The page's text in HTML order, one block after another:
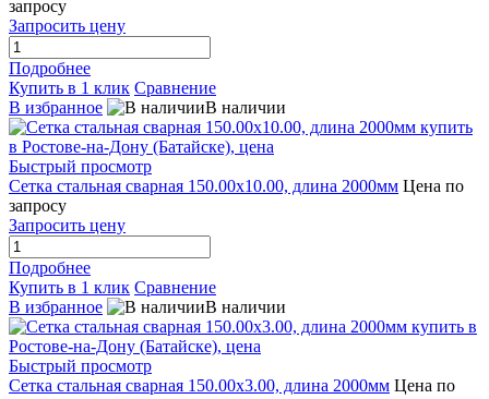
запросу
Запросить цену
Подробнее
Купить в 1 клик Сравнение
В избранное
В наличии
Быстрый просмотр
Сетка стальная сварная 150.00x10.00, длина 2000мм Цена по
запросу
Запросить цену
Подробнее
Купить в 1 клик Сравнение
В избранное
В наличии
Быстрый просмотр
Сетка стальная сварная 150.00x3.00, длина 2000мм Цена по